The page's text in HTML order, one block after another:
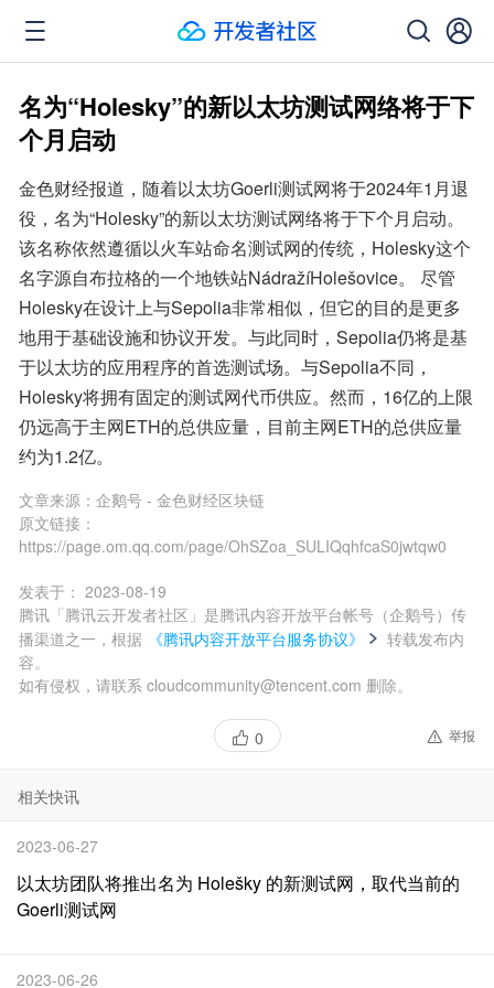
名为“Holesky”的新以太坊测试网络将于下
个月启动
金色财经报道，随着以太坊Goerli测试网将于2024年1月退
役，名为“Holesky”的新以太坊测试网络将于下个月启动。
该名称依然遵循以火车站命名测试网的传统，Holesky这个
名字源自布拉格的一个地铁站NádražíHolešovice。 尽管
Holesky在设计上与Sepolia非常相似，但它的目的是更多
地用于基础设施和协议开发。与此同时，Sepolia仍将是基
于以太坊的应用程序的首选测试场。与Sepolia不同，
Holesky将拥有固定的测试网代币供应。然而，16亿的上限
仍远高于主网ETH的总供应量，目前主网ETH的总供应量
约为1.2亿。
文章来源： 企鹅号 - 金色财经区块链
原文链接：
https://page.om.qq.com/page/OhSZoa_SULIQqhfcaS0jwtqw0
发表于： 2023-08-19
腾讯「腾讯云开发者社区」是腾讯内容开放平台帐号（企鹅号）传
播渠道之一，根据
《腾讯内容开放平台服务协议》
转载发布内
容。
如有侵权，请联系 cloudcommunity@tencent.com 删除。
0 举报
相关快讯
2023-06-27
以太坊团队将推出名为 Holešky 的新测试网，取代当前的
Goerli测试网
2023-06-26